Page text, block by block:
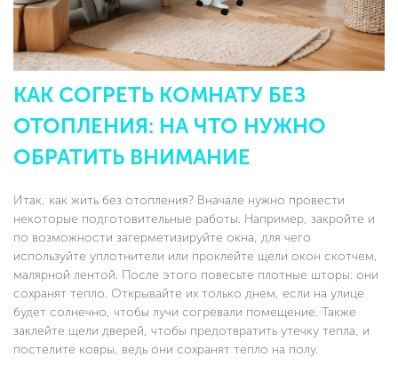
КАК СОГРЕТЬ КОМНАТУ БЕЗ
ОТОПЛЕНИЯ: НА ЧТО НУЖНО
ОБРАТИТЬ ВНИМАНИЕ
Итак, как жить без отопления? Вначале нужно провести
некоторые подготовительные работы. Например, закройте и
по возможности загерметизируйте окна, для чего
используйте уплотнители или проклейте щели окон скотчем,
малярной лентой. После этого повесьте плотные шторы: они
сохранят тепло. Открывайте их только днем, если на улице
будет солнечно, чтобы лучи согревали помещение. Также
заклейте щели дверей, чтобы предотвратить утечку тепла, и
постелите ковры, ведь они сохранят тепло на полу.